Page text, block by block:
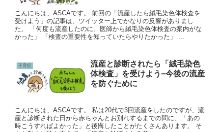
こんにちは、ASCAです。 前回の「流産したら絨毛染色体検査を
受けよう」の記事は、ツイッター上でかなりの反響がありまし
た。 「何度も流産したのに、医師から絨毛染色体検査の案内がな
かった」 「検査の重要性を知っていたらやりたかった」 ...
不育症
流産と診断されたら「絨毛染色
体検査」を受けよう−今後の流産
を防ぐために
こんにちは、ASCAです。 私は20代で3回流産をしたのですが、流
産と診断された日から赤ちゃんとお別れするまでの間に、「あの
時こうすればよかった」と後悔したことがたくさんあります。 そ